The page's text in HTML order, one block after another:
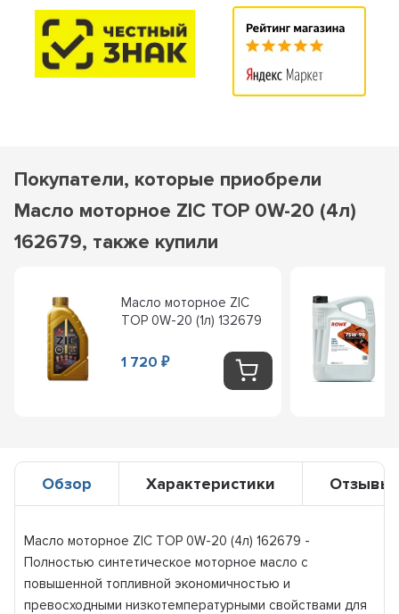
Покупатели, которые приобрели
Масло моторное ZIC TOP 0W-20 (4л)
162679, также купили
Масло моторное ZIC
TOP 0W-20 (1л) 132679
1 720₽
Обзор Характеристики Отзывы
Масло моторное ZIC TOP 0W-20 (4л) 162679 -
Полностью синтетическое моторное масло с
повышенной топливной экономичностью и
превосходными низкотемпературными свойствами для